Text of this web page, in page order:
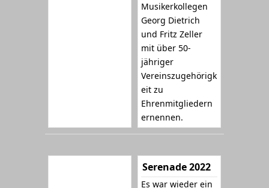
Musikerkollegen
Georg Dietrich
und Fritz Zeller
mit über 50-
jähriger
Vereinszugehörigk
eit zu
Ehrenmitgliedern
ernennen.
Serenade 2022
Es war wieder ein